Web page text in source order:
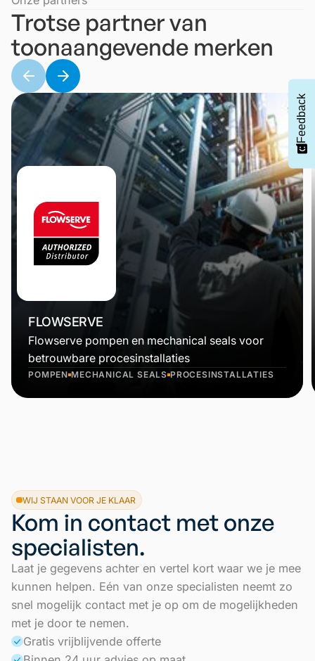
Trotse partner van
toonaangevende merken
FLOWSERVE
Flowserve pompen en mechanical seals voor
betrouwbare procesinstallaties
POMPEN MECHANICAL SEALS PROCESINSTALLATIES
WIJ STAAN VOOR JE KLAAR
Kom in contact met onze
specialisten.
Laat je gegevens achter en vertel kort waar we je mee
kunnen helpen. Eén van onze specialisten neemt zo
snel mogelijk contact met je op om de mogelijkheden
met je door te nemen.
Gratis vrijblijvende offerte
Feedback